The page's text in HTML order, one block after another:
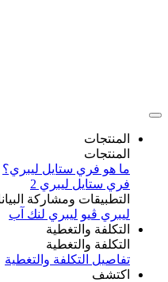
المنتجات
المنتجات
ما هو فري ستايل ليبري؟
فري ستايل ليبري 2
التطبيقات ومشاركة
ليبري ڤيو ليبري لنك آب
التكلفة والتغطية
التكلفة والتغطية
تفاصيل التكلفة والتغطية
اكتشف​